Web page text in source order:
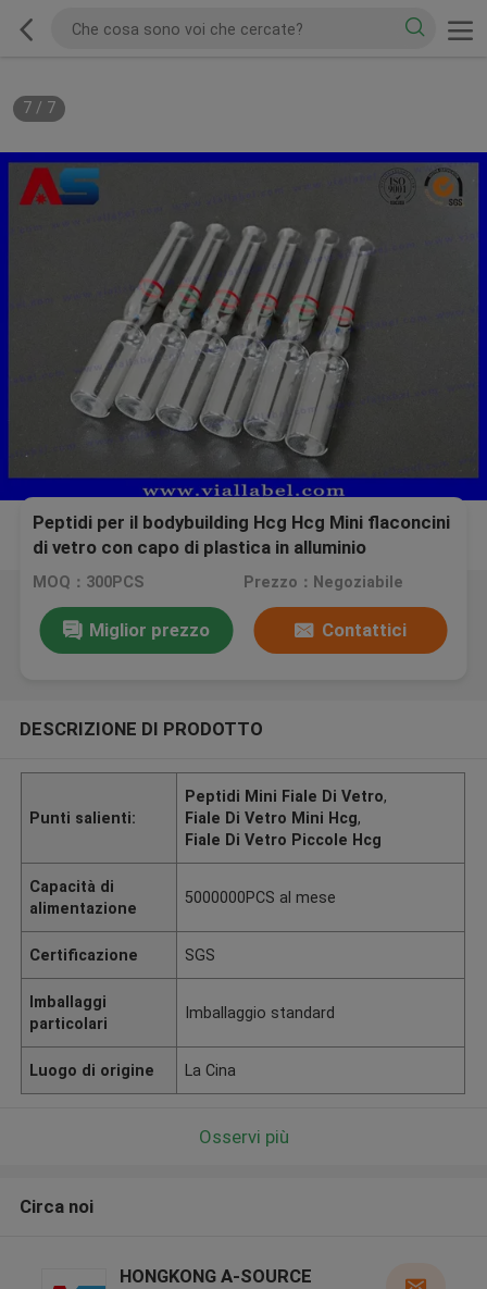
7/ 7
Peptidi per il bodybuilding Hcg Hcg Mini flaconcini
di vetro con capo di plastica in alluminio
MOQ：300PCS Prezzo：Negoziabile
Miglior prezzo Contattici
DESCRIZIONE DI PRODOTTO
Punti salienti:
Peptidi Mini Fiale Di Vetro,
Fiale Di Vetro Mini Hcg,
Fiale Di Vetro Piccole Hcg
Capacità di
alimentazione
5000000PCS al mese
Certificazione SGS
Imballaggi
particolari
Imballaggio standard
Luogo di origine La Cina
Osservi più
Circa noi
HONGKONG A-SOURCE